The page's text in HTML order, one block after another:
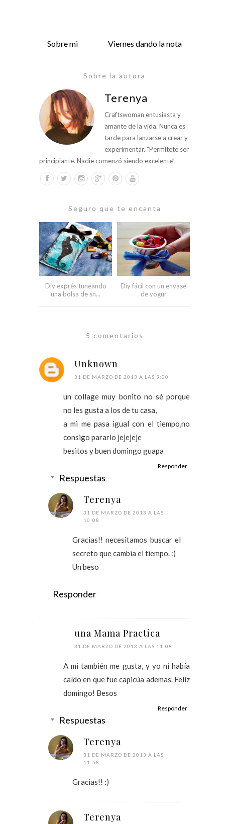
Sobre mi Viernes dando la nota
Sobre la autora
Terenya
Craftswoman entusiasta y
amante de la vida. Nunca es
tarde para lanzarse a crear y
experimentar. “Permítete ser
principiante. Nadie comenzó siendo excelente”.
Seguro que te encanta
Diy exprés tuneando
una bolsa de sn...
Diy fácil con un envase
de yogur
5 comentarios
Unknown
31 DE MARZO DE 2013 A LAS 9:00
un collage muy bonito no sé porque
no les gusta a los de tu casa,
a mi me pasa igual con el tiempo,no
consigo pararlo jejejeje
besitos y buen domingo guapa
Responder
Respuestas
Terenya
31 DE MARZO DE 2013 A LAS
10:08
Gracias!! necesitamos buscar el
secreto que cambia el tiempo. :)
Un beso
Responder
una Mama Practica
31 DE MARZO DE 2013 A LAS 11:08
A mi también me gusta, y yo ni había
caído en que fue capicúa ademas. Feliz
domingo! Besos
Responder
Respuestas
Terenya
31 DE MARZO DE 2013 A LAS
11:58
Gracias!! :)
Terenya